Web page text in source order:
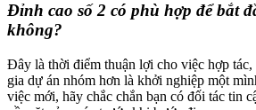
Đỉnh cao số 2 có phù hợp để bắt
không?
Đây là thời điểm thuận lợi cho việc hợp tác,
gia dự án nhóm hơn là khởi nghiệp một
việc mới, hãy chắc chắn bạn có đối tác tin